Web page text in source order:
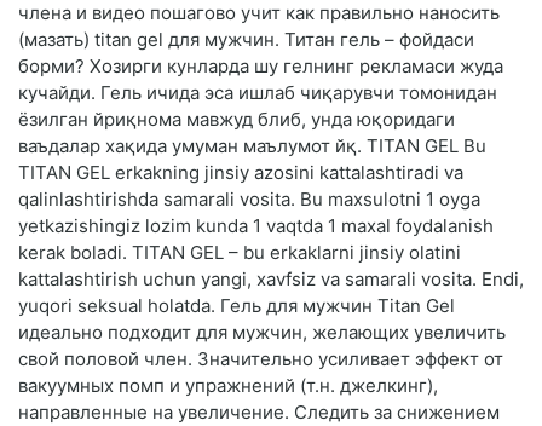
члена и видео пошагово учит как правильно наносить
(мазать) titan gel для мужчин. Титан гель – фойдаси
борми? Хозирги кунларда шу гелнинг рекламаси жуда
кучайди. Гель ичида эса ишлаб чиқарувчи томонидан
ёзилган йриқнома мавжуд блиб, унда юқоридаги
ваъдалар хақида умуман маълумот йқ. TITAN GEL Bu
TITAN GEL erkakning jinsiy azosini kattalashtiradi va
qalinlashtirishda samarali vosita. Bu maxsulotni 1 oyga
yetkazishingiz lozim kunda 1 vaqtda 1 maxal foydalanish
kerak boladi. TITAN GEL – bu erkaklarni jinsiy olatini
kattalashtirish uchun yangi, xavfsiz va samarali vosita. Endi,
yuqori seksual holatda. Гель для мужчин Titan Gel
идеально подходит для мужчин, желающих увеличить
свой половой член. Значительно усиливает эффект от
вакуумных помп и упражнений (т.н. джелкинг),
направленные на увеличение. Следить за снижением